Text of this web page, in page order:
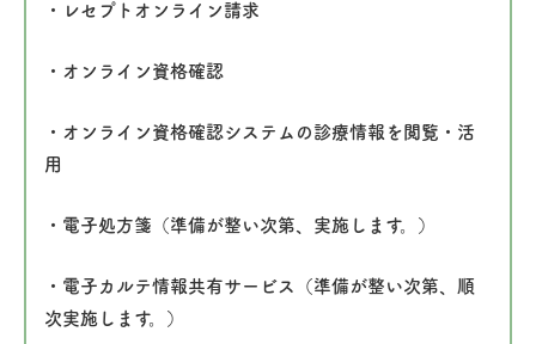
・レセプトオンライン請求
・オンライン資格確認
・オンライン資格確認システムの診療情報を閲覧・活
用
・電子処方箋（準備が整い次第、実施します。）
・電子カルテ情報共有サービス（準備が整い次第、順
次実施します。）